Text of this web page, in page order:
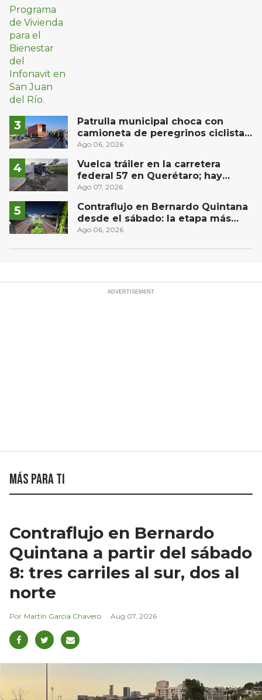
Patrulla municipal choca con
camioneta de peregrinos ciclistas
en la autopista México-Querétaro
Ago 06, 2026
Vuelca tráiler en la carretera
federal 57 en Querétaro; hay
derrame de combustible
Ago 07, 2026
Contraflujo en Bernardo Quintana
desde el sábado: la etapa más
compleja del operativo vial
Ago 06, 2026
Más para ti
Contraflujo en Bernardo
Quintana a partir del sábado
8: tres carriles al sur, dos al
norte
Martín García Chavero Aug 07, 2026